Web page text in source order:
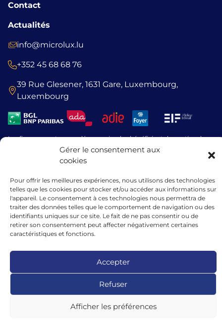
Gérer le consentement aux
cookies
Pour offrir les meilleures expériences, nous utilisons des technologies
telles que les cookies pour stocker et/ou accéder aux informations sur
l'appareil. Le consentement à ces technologies nous permettra de
traiter des données telles que le comportement de navigation ou des
identifiants uniques sur ce site. Le fait de ne pas consentir ou de
retirer son consentement peut affecter négativement certaines
caractéristiques et fonctions.
Accepter
Refuser
Afficher les préférences
Contact
Actualités
info@microlux.lu
+352 45 68 68 76
39 Rue Glesener, 1631 Gare, Luxembourg,
Luxembourg
Les financements accordés par microlux bénéficient du soutien de
l’Union européenne au titre de l’instrument de garantie dans le cadre
du programme InvestEU.